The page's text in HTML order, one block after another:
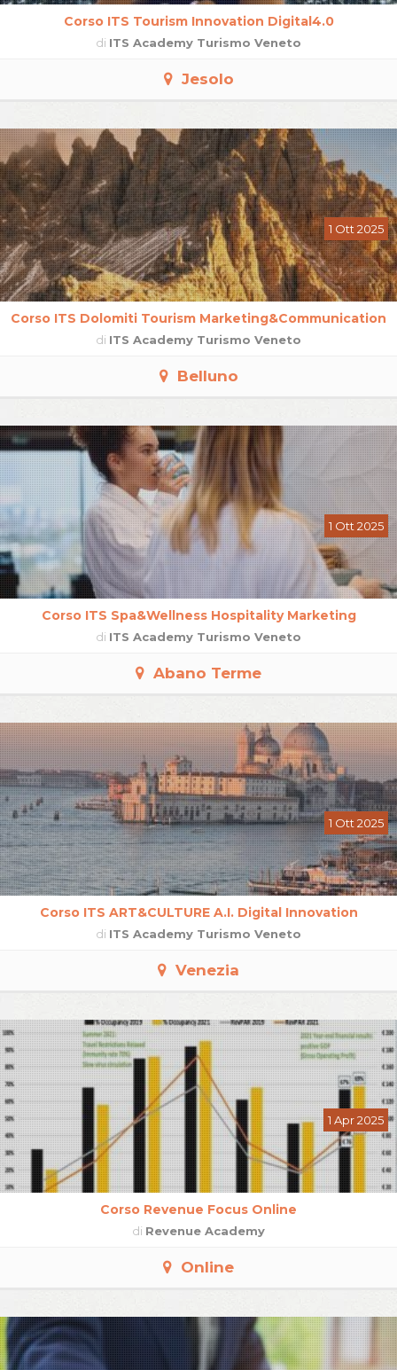
Corso ITS Tourism Innovation Digital4.0
di ITS Academy Turismo Veneto
Jesolo
Corso ITS Dolomiti Tourism Marketing&Communication
di ITS Academy Turismo Veneto
1 Ott 2025
Belluno
Corso ITS Spa&Wellness Hospitality Marketing
di ITS Academy Turismo Veneto
1 Ott 2025
Abano Terme
Corso ITS ART&CULTURE A.I. Digital Innovation
di ITS Academy Turismo Veneto
1 Ott 2025
Venezia
Corso Revenue Focus Online
di Revenue Academy
1 Apr 2025
Online